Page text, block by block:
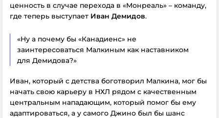
ценность в случае перехода в «Монреаль» – команду,
где теперь выступает Иван Демидов.
«Ну а почему бы «Канадиенс» не
заинтересоваться Малкиным как наставником
для Демидова?»
Иван, который с детства боготворил Малкина, мог бы
начать свою карьеру в НХЛ рядом с качественным
центральным нападающим, который помог бы ему
адаптироваться, а у самого Джино был бы шанс